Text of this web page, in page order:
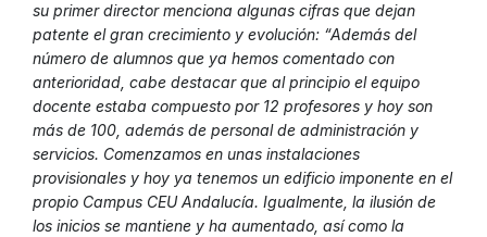
su primer director menciona algunas cifras que dejan
patente el gran crecimiento y evolución: “Además del
número de alumnos que ya hemos comentado con
anterioridad, cabe destacar que al principio el equipo
docente estaba compuesto por 12 profesores y hoy son
más de 100, además de personal de administración y
servicios. Comenzamos en unas instalaciones
provisionales y hoy ya tenemos un edificio imponente en el
propio Campus CEU Andalucía. Igualmente, la ilusión de
los inicios se mantiene y ha aumentado, así como la